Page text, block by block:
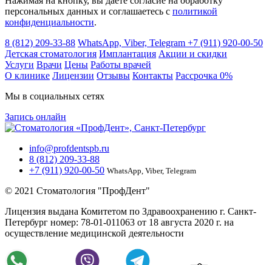
персональных данных и соглашаетесь c политикой
конфиденциальности.
8 (812) 209-33-88 WhatsApp, Viber, Telegram +7 (911) 920-00-50
Детская стоматология Имплантация Акции и скидки
Услуги Врачи Цены Работы врачей
О клинике Лицензии Отзывы Контакты Расcрочка 0%
Мы в социальных сетях
Запись онлайн
info@profdentspb.ru
8 (812) 209-33-88
+7 (911) 920-00-50 WhatsApp, Viber, Telegram
© 2021 Стоматология "ПрофДент"
Лицензия выдана Комитетом по Здравоохранению г. Санкт-
Петербург номер: 78-01-011063 от 18 августа 2020 г. на
осуществление медицинской деятельности